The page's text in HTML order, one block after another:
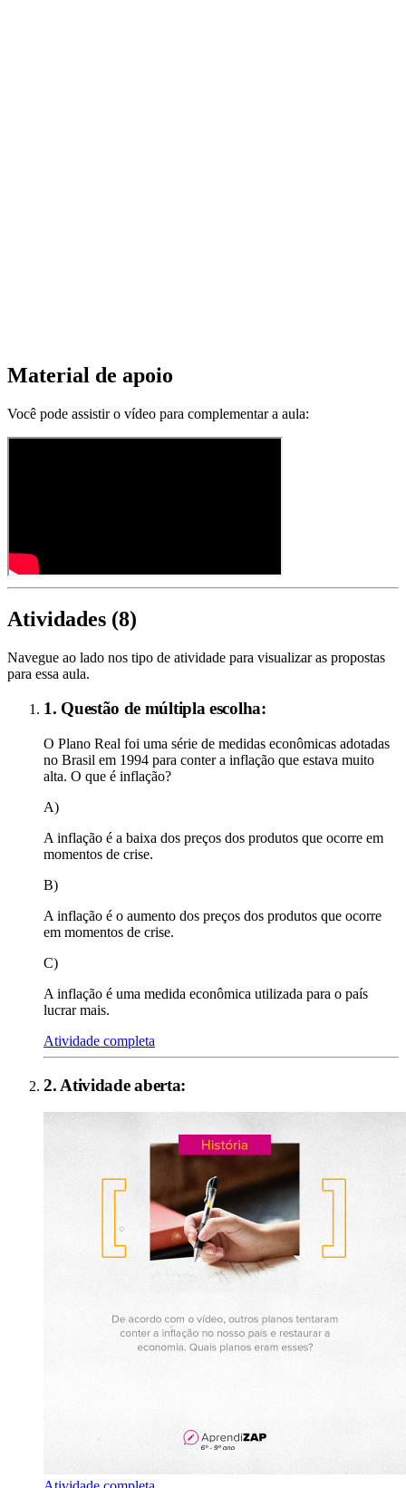
Material de apoio
Você pode assistir o vídeo para complementar a aula:
Atividades (8)
Navegue ao lado nos tipo de atividade para visualizar as propostas
para essa aula.
1. Questão de múltipla escolha:
O Plano Real foi uma série de medidas econômicas adotadas
no Brasil em 1994 para conter a inflação que estava muito
alta. O que é inflação?
A)
A inflação é a baixa dos preços dos produtos que ocorre em
momentos de crise.
B)
A inflação é o aumento dos preços dos produtos que ocorre
em momentos de crise.
C)
A inflação é uma medida econômica utilizada para o país
lucrar mais.
Atividade completa
2. Atividade aberta: